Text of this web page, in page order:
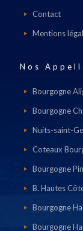
Contact
Mentions
Nos
Bourgogne
Bourgogne
Nuits-saint-
Coteaux
Bourgogne
B. Hautes
Bourgogne
Bourgogne